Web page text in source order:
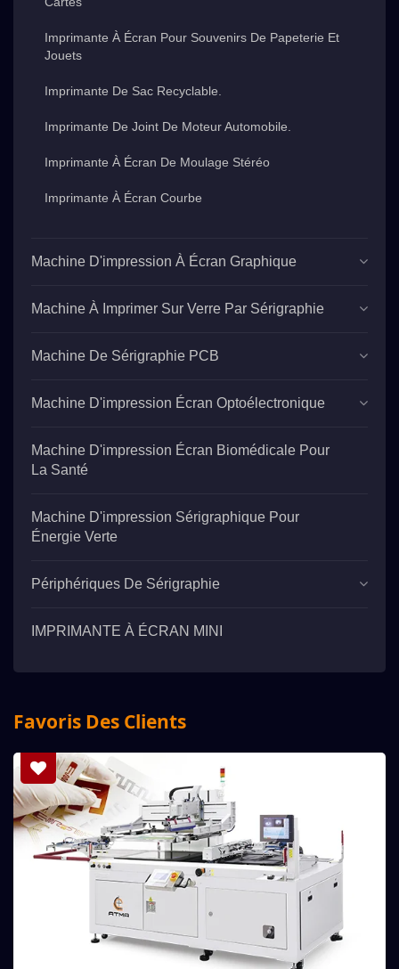
Imprimante À Écran Pour Souvenirs De Papeterie Et
Jouets
Imprimante De Sac Recyclable.
Imprimante De Joint De Moteur Automobile.
Imprimante À Écran De Moulage Stéréo
Imprimante À Écran Courbe
Machine D'impression À Écran Graphique
Machine À Imprimer Sur Verre Par Sérigraphie
Machine De Sérigraphie PCB
Machine D'impression Écran Optoélectronique
Machine D'impression Écran Biomédicale Pour
La Santé
Machine D'impression Sérigraphique Pour
Énergie Verte
Périphériques De Sérigraphie
IMPRIMANTE À ÉCRAN MINI
Favoris Des Clients